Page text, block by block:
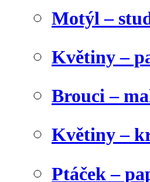
Motýl –
Květiny –
Brouci –
Květiny –
Ptáček –